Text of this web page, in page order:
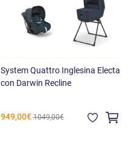
System Quattro Inglesina Electa
con Darwin Recline
949,00€ 1049,00€